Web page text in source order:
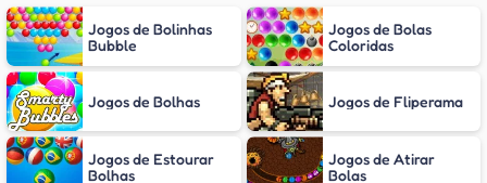
Jogos de Bolinhas
Bubble
Jogos de Bolas
Coloridas
Jogos de Bolhas Jogos de Fliperama
Jogos de Estourar
Bolhas
Jogos de Atirar
Bolas